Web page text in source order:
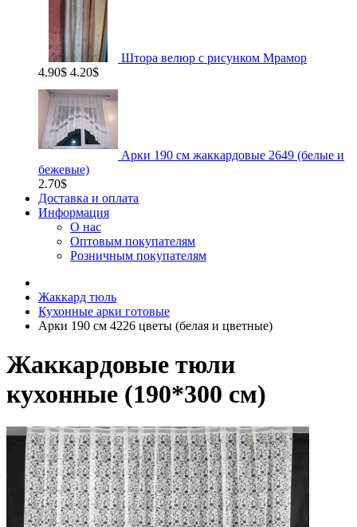
Штора велюр с рисунком Мрамор
4.90$ 4.20$
Арки 190 см жаккардовые 2649 (белые и
бежевые)
2.70$
Доставка и оплата
Информация
О нас
Оптовым покупателям
Розничным покупателям
Жаккард тюль
Кухонные арки готовые
Арки 190 см 4226 цветы (белая и цветные)
Жаккардовые тюли
кухонные (190*300 см)